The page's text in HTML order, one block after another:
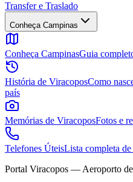
Transfer e Traslado
Conheça Campinas
Conheça CampinasGuia
História de ViracoposComo
país
Memórias de ViracoposFotos e
Telefones ÚteisLista completa
Portal Viracopos — Aeroporto